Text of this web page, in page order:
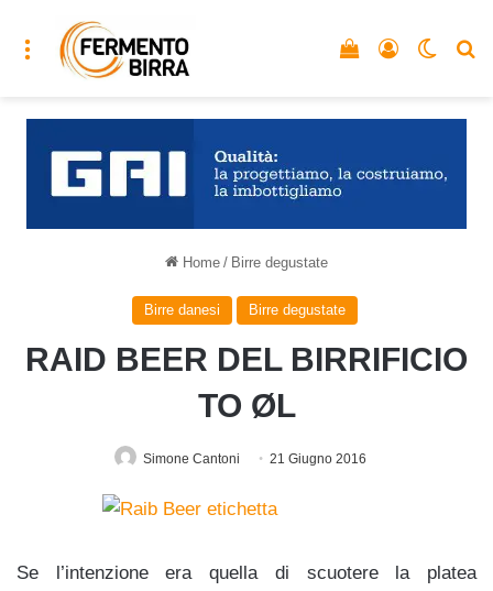
Menu Accedi
Vedi il carrello
Home / Birre degustate
Birre danesi Birre degustate
RAID BEER DEL BIRRIFICIO
TO ØL
Simone Cantoni 21 Giugno 2016
Se l’intenzione era quella di scuotere la platea